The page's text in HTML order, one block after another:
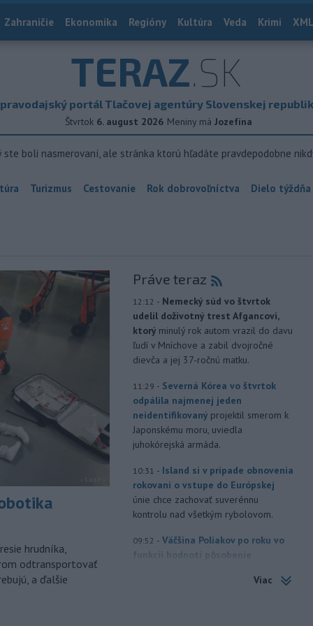
Zahraničie Ekonomika Regióny Kultúra Veda Krimi
TERAZ.SK
portál Tlačovej agentúry Slovenskej
Štvrtok 6. august 2026 Meniny má Jozefína
ste boli nasmerovaní, ale stránka ktorú hľadáte pravdepodobne
Turizmus Cestovanie Rok dobrovoľníctva Dielo týždňa
hrudníka,
odtransportovať
a ďalšie
Práve teraz
12:12 - Nemecký súd vo štvrtok
udelil doživotný trest Afgancovi,
ktorý minulý rok autom vrazil do davu
ľudí v Mníchove a zabil dvojročné
dievča a jej 37-ročnú matku.
11:29 - Severná Kórea vo štvrtok
odpálila najmenej jeden
neidentifikovaný projektil smerom k
Japonskému moru, uviedla
juhokórejská armáda.
10:31 - Island si v prípade obnovenia
rokovaní o vstupe do Európskej
únie chce zachovať suverénnu
kontrolu nad všetkým rybolovom.
09:52 - Väčšina Poliakov po roku vo
funkcii hodnotí pôsobenie
Viac